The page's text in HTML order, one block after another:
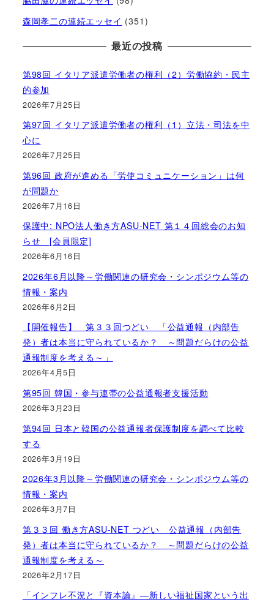
森岡孝二の連続エッセイ (351)
最近の投稿
第98回 イタリア派遣労働者の権利（2）労働協約・民主
的参加
2026年7月25日
第97回 イタリア派遣労働者の権利（1）立法・司法を中
心に
2026年7月25日
第96回 政府が進める「労使コミュニケーション」は何
が問題か
2026年7月16日
保護中: NPO法人働き方ASU-NET 第１４回総会のお知
らせ [会員限定]
2026年6月16日
2026年6月以降～労働関連の研究会・シンポジウム等の
情報・案内
2026年6月2日
【開催報告】 第３３回つどい 「公益通報（内部告
発）者は本当に守られているか？ ～問題だらけの公益
通報制度を考える～」
2026年4月5日
第95回 韓国・参与連帯の公益通報者支援活動
2026年3月23日
第94回 日本と韓国の公益通報者保護制度を調べて比較
する
2026年3月19日
2026年3月以降～労働関連の研究会・シンポジウム等の
情報・案内
2026年3月7日
第３３回 働き方ASU-NET つどい 公益通報（内部告
発）者は本当に守られているか？ ～問題だらけの公益
通報制度を考える～
2026年2月17日
「インフレ不況と『資本論』―新しい福祉国家という出